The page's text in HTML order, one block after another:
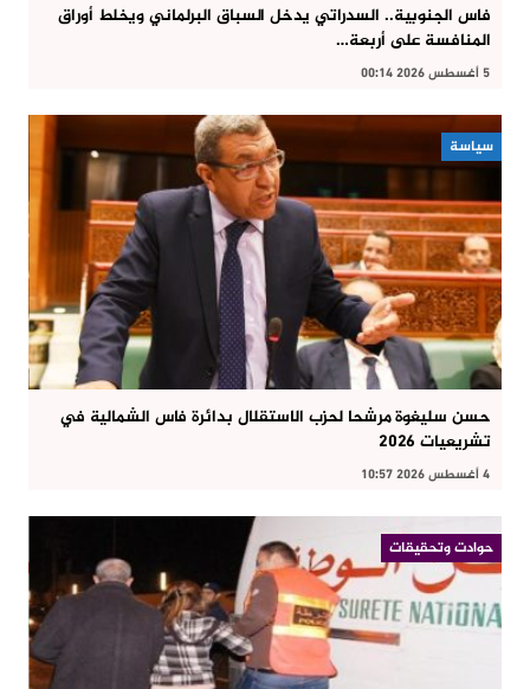
فاس الجنوبية.. السدراتي يدخل السباق البرلماني ويخلط أوراق
المنافسة على أربعة…
5 أغسطس 2026 00:14
سياسة
حسن سليغوة مرشحا لحزب الاستقلال بدائرة فاس الشمالية في
تشريعيات 2026
4 أغسطس 2026 10:57
حوادت وتحقيقات